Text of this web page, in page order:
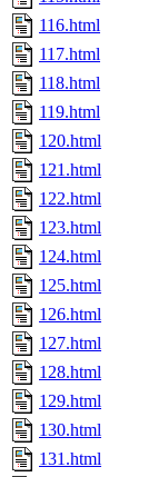
116.html
117.html
118.html
119.html
120.html
121.html
122.html
123.html
124.html
125.html
126.html
127.html
128.html
129.html
130.html
131.html